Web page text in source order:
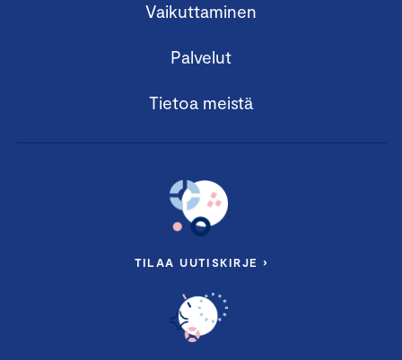
Vaikuttaminen
Palvelut
Tietoa meistä
TILAA UUTISKIRJE ›